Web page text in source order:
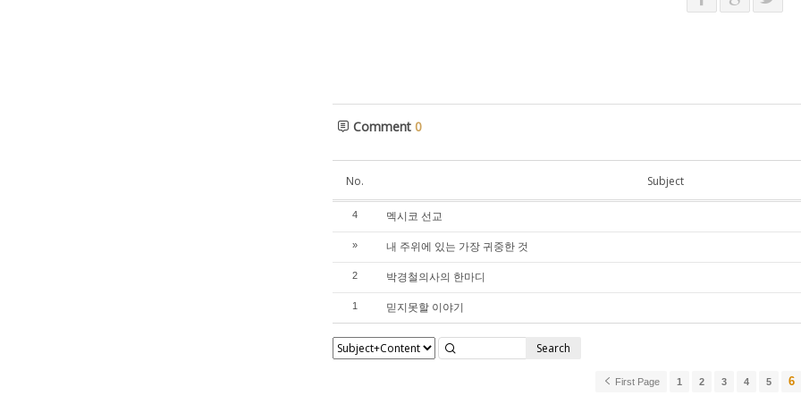
Comment 0
No. Subject
4 멕시코 선교
» 내 주위에 있는 가장 귀중한 것
2 박경철의사의 한마디
1 믿지못할 이야기
Search
First Page 1 2 3 4 5 6